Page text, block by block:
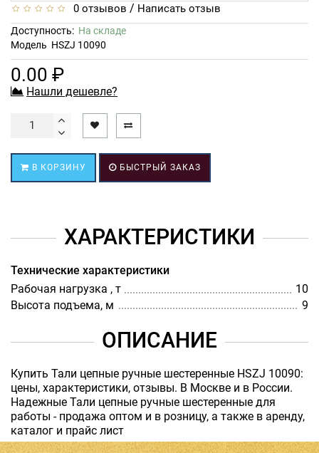
0 отзывов / Написать отзыв
Доступность: На складе
Модель HSZJ 10090
0.00 ₽
Нашли дешевле?
В КОРЗИНУ БЫСТРЫЙ ЗАКАЗ
ХАРАКТЕРИСТИКИ
Технические характеристики
Рабочая нагрузка , т
10
Высота подъема, м
9
ОПИСАНИЕ
Купить Тали цепные ручные шестеренные HSZJ 10090:
цены, характеристики, отзывы. В Москве и в России.
Надежные Тали цепные ручные шестеренные для
работы - продажа оптом и в розницу, а также в аренду,
каталог и прайс лист